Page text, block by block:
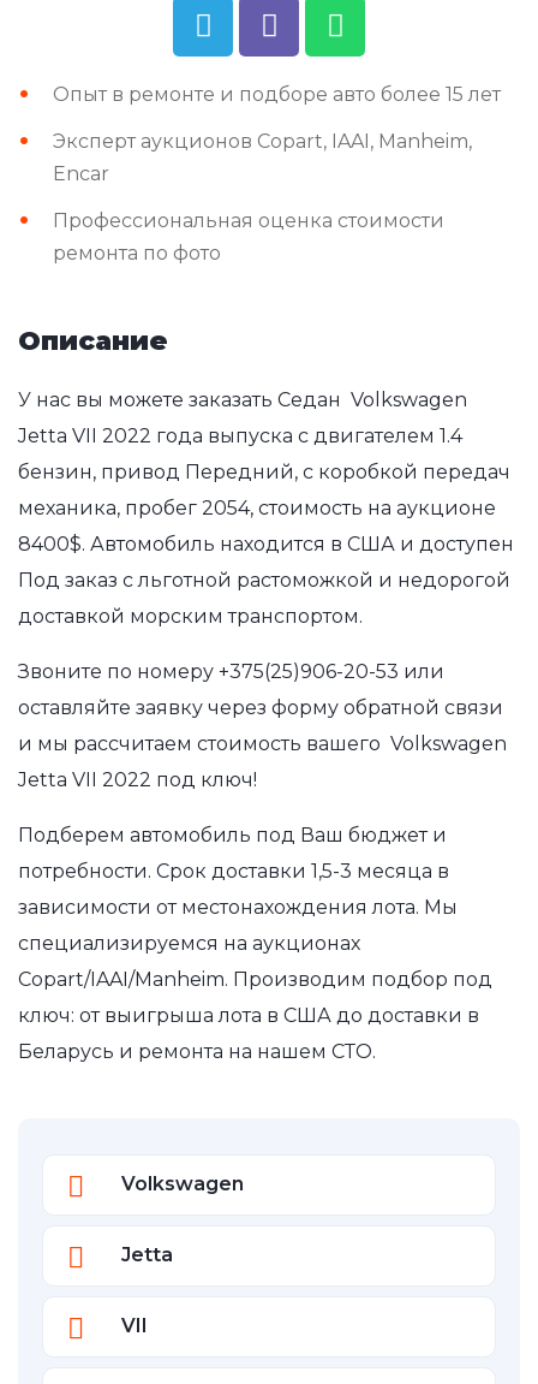
Опыт в ремонте и подборе авто более 15 лет
Эксперт аукционов Copart, IAAI, Manheim,
Encar
Профессиональная оценка стоимости
ремонта по фото
Описание
У нас вы можете заказать Седан Volkswagen
Jetta VII 2022 года выпуска с двигателем 1.4
бензин, привод Передний, с коробкой передач
механика, пробег 2054, стоимость на аукционе
8400$. Автомобиль находится в США и доступен
Под заказ с льготной растоможкой и недорогой
доставкой морским транспортом.
Звоните по номеру +375(25)906-20-53 или
оставляйте заявку через форму обратной связи
и мы рассчитаем стоимость вашего Volkswagen
Jetta VII 2022 под ключ!
Подберем автомобиль под Ваш бюджет и
потребности. Срок доставки 1,5-3 месяца в
зависимости от местонахождения лота. Мы
специализируемся на аукционах
Copart/IAAI/Manheim. Производим подбор под
ключ: от выигрыша лота в США до доставки в
Беларусь и ремонта на нашем СТО.
Volkswagen
Jetta
VII